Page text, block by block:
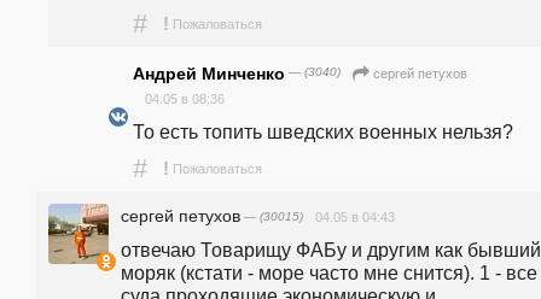
# ! Пожаловаться
Андрей Минченко — (3040)
сергей петухов
04.05 в 08:36
То есть топить шведских военных нельзя?
# ! Пожаловаться
сергей петухов — (30015) 04.05 в 04:43
отвечаю Товарищу ФАБу и другим как бывший
моряк (кстати - море часто мне снится). 1 - все